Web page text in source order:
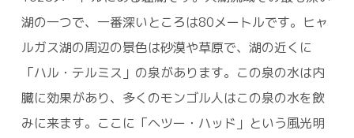
湖の一つで、一番深いところは80メートルです。ヒャ
ルガス湖の周辺の景色は砂漠や草原で、湖の近くに
「ハル・テルミス」の泉があります。この泉の水は内
臓に効果があり、多くのモンゴル人はこの泉の水を飲
みに来ます。ここに「ヘツー・ハッド」という風光明